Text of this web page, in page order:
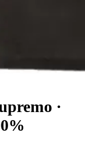
·